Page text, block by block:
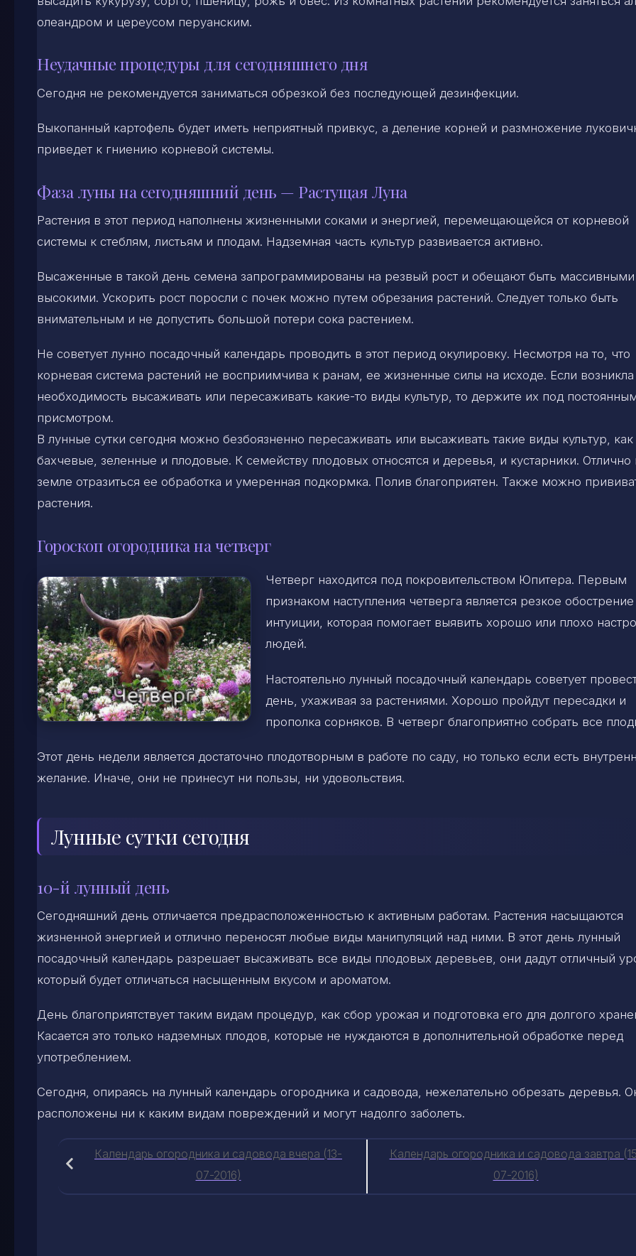
олеандром и цереусом перуанским.
Неудачные процедуры для сегодняшнего дня
Сегодня не рекомендуется заниматься обрезкой без последующей дезинфекции.
Выкопанный картофель будет иметь неприятный привкус, а деление корней и размножение
приведет к гниению корневой системы.
Фаза луны на сегодняшний день — Растущая Луна
Растения в этот период наполнены жизненными соками и энергией, перемещающейся от корневой
системы к стеблям, листьям и плодам. Надземная часть культур развивается активно.
Высаженные в такой день семена запрограммированы на резвый рост и обещают быть
высокими. Ускорить рост поросли с почек можно путем обрезания растений. Следует только быть
внимательным и не допустить большой потери сока растением.
Не советует лунно посадочный календарь проводить в этот период окулировку. Несмотря на то, что
корневая система растений не восприимчива к ранам, ее жизненные силы на исходе. Если возникла
необходимость высаживать или пересаживать какие-то виды культур, то держите их под
присмотром.
В лунные сутки сегодня можно безбоязненно пересаживать или высаживать такие виды культур, как
бахчевые, зеленные и плодовые. К семейству плодовых относятся и деревья, и кустарники. Отлично
земле отразиться ее обработка и умеренная подкормка. Полив благоприятен. Также можно
растения.
Гороскоп огородника на четверг
Четверг находится под покровительством Юпитера. Первым
признаком наступления четверга является резкое обострение
интуиции, которая помогает выявить хорошо или плохо
людей.
Настоятельно лунный посадочный календарь советует
день, ухаживая за растениями. Хорошо пройдут пересадки и
прополка сорняков. В четверг благоприятно собрать все
Этот день недели является достаточно плодотворным в работе по саду, но только если есть
желание. Иначе, они не принесут ни пользы, ни удовольствия.
Лунные сутки сегодня
10-й лунный день
Сегодняшний день отличается предрасположенностью к активным работам. Растения насыщаются
жизненной энергией и отлично переносят любые виды манипуляций над ними. В этот день лунный
посадочный календарь разрешает высаживать все виды плодовых деревьев, они дадут отличный
который будет отличаться насыщенным вкусом и ароматом.
День благоприятствует таким видам процедур, как сбор урожая и подготовка его для долгого
Касается это только надземных плодов, которые не нуждаются в дополнительной обработке перед
употреблением.
Сегодня, опираясь на лунный календарь огородника и садовода, нежелательно обрезать деревья.
расположены ни к каким видам повреждений и могут надолго заболеть.
Календарь огородника и садовода завтра
07-2016)
Календарь огородника и садовода вчера (13-
07-2016)